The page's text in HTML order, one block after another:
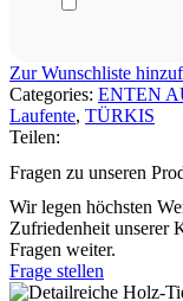
Zur Wunschliste
Categories: ENTEN
Laufente, TÜRKIS
Teilen:
Fragen zu unseren
Wir legen höchsten
Zufriedenheit unserer
Fragen weiter.
Frage stellen